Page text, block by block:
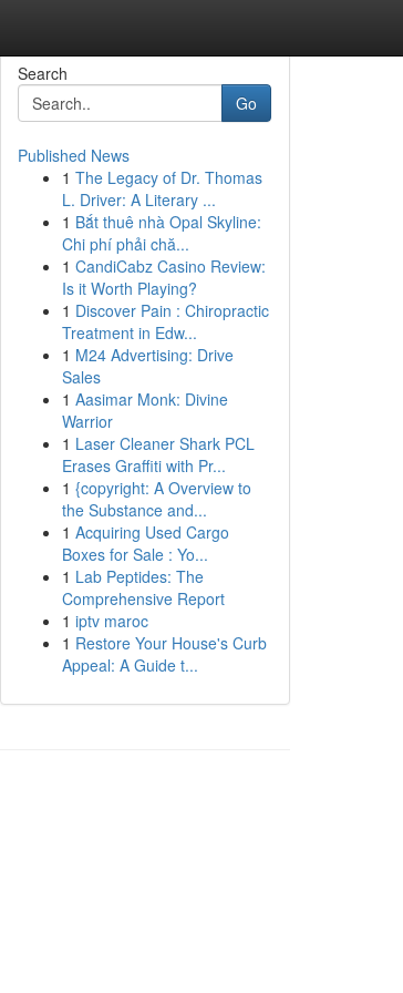
Search
Go
Published News
1 The Legacy of Dr. Thomas
L. Driver: A Literary ...
1 Bắt thuê nhà Opal Skyline:
Chi phí phải chă...
1 CandiCabz Casino Review:
Is it Worth Playing?
1 Discover Pain : Chiropractic
Treatment in Edw...
1 M24 Advertising: Drive
Sales
1 Aasimar Monk: Divine
Warrior
1 Laser Cleaner Shark PCL
Erases Graffiti with Pr...
1 {copyright: A Overview to
the Substance and...
1 Acquiring Used Cargo
Boxes for Sale : Yo...
1 Lab Peptides: The
Comprehensive Report
1 iptv maroc
1 Restore Your House's Curb
Appeal: A Guide t...